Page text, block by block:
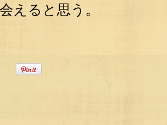
えると思う。